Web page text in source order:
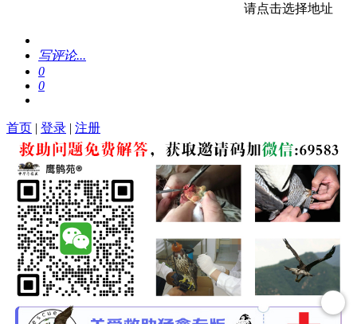
请点击选择地址
写评论...
0
0
首页 | 登录 | 注册